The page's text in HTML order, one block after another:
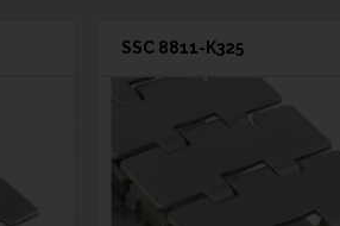
SSC 8811-K325